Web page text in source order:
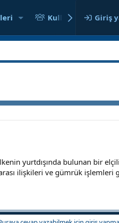
Kullanıcılar Giriş
yurtdışında bulunan bir
ilişkileri ve gümrük